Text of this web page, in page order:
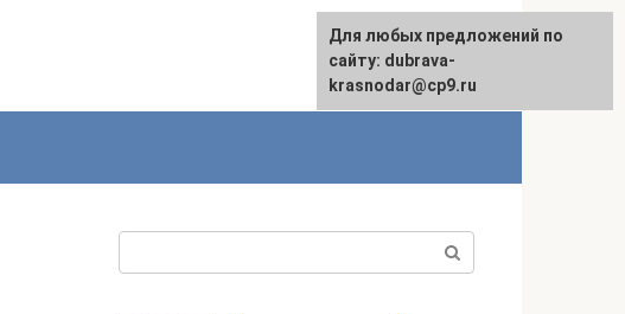
Для любых предложений по
сайту: dubrava-
krasnodar@cp9.ru